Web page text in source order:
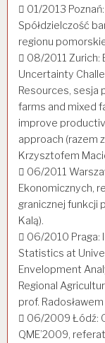
 01/2013
Spółdzielczość
regionu
 08/2011 Zurich:
Uncertainty
Resources, sesja
farms and mixed
improve
approach (razem
Krzysztofem
 06/2011
Ekonomicznych,
granicznej funkcji
Kalą).
 06/2010 Praga:
Statistics at
Envelopment
Regional
prof.
 06/2009 Łódź:
QME’2009,